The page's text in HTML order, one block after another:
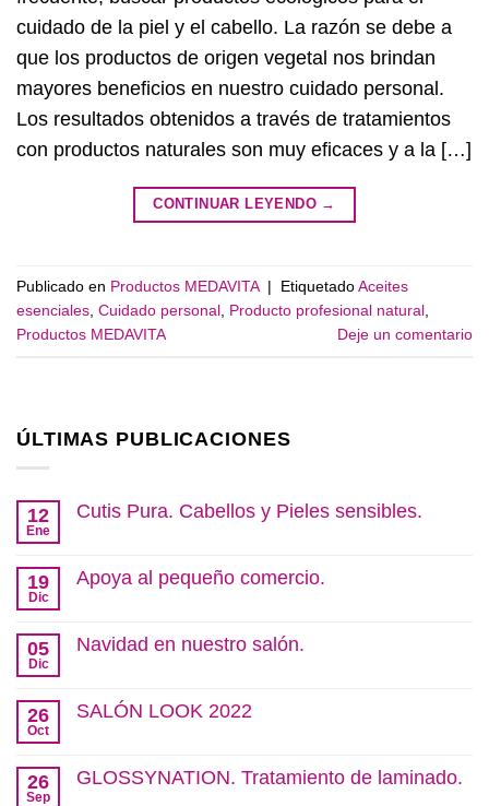
cuidado de la piel y el cabello. La razón se debe a
que los productos de origen vegetal nos brindan
mayores beneficios en nuestro cuidado personal.
Los resultados obtenidos a través de tratamientos
con productos naturales son muy eficaces y a la […]
CONTINUAR LEYENDO →
Publicado en Productos MEDAVITA | EtiquetadoAceites
esenciales, Cuidado personal, Producto profesional natural,
Productos MEDAVITA
Deje un comentario
ÚLTIMAS PUBLICACIONES
12
Ene
Cutis Pura. Cabellos y Pieles sensibles.
en
y
19
Dic
Apoya al pequeño comercio.
comentarios
en
comercio.
05
Dic
Navidad en nuestro salón.
comentarios
en
salón.
26
Oct
SALÓN LOOK 2022
en
26
Sep
GLOSSYNATION. Tratamiento de laminado.